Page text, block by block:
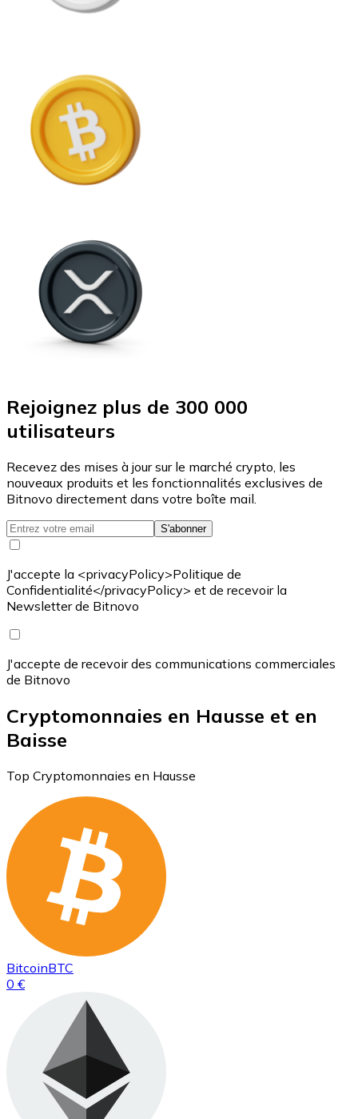
Rejoignez plus de 300 000
utilisateurs
Recevez des mises à jour sur le marché crypto, les
nouveaux produits et les fonctionnalités exclusives de
Bitnovo directement dans votre boîte mail.
S'abonner
J'accepte la <privacyPolicy>Politique de
Confidentialité</privacyPolicy> et de recevoir la
Newsletter de Bitnovo
J'accepte de recevoir des communications commerciales
de Bitnovo
Cryptomonnaies en Hausse et en
Baisse
Top Cryptomonnaies en Hausse
BitcoinBTC
0 €